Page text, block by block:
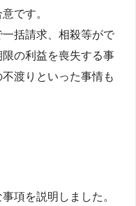
です。
括請求、相殺等がで
の利益を喪失する事
渡りといった事情も
項を説明しました。